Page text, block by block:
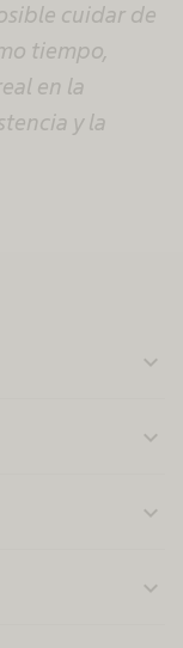
cuidar de
tiempo,
en la
y la
expand_more
expand_more
expand_more
expand_more